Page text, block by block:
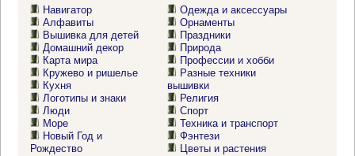
Навигатор
Алфавиты
Вышивка для детей
Домашний декор
Карта мира
Кружево и ришелье
Кухня
Логотипы и знаки
Люди
Море
Новый Год и
Рождество
Одежда и аксессуары
Орнаменты
Праздники
Природа
Профессии и хобби
Разные техники
вышивки
Религия
Спорт
Техника и транспорт
Фэнтези
Цветы и растения